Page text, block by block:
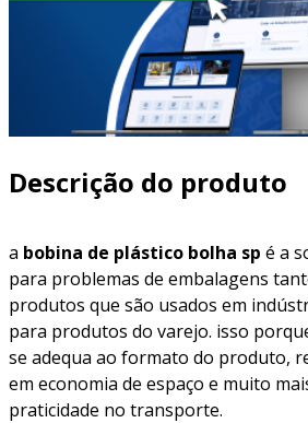
Descrição do produto
a bobina de plástico bolha sp é a
para problemas de embalagens
produtos que são usados em
para produtos do varejo. isso
se adequa ao formato do produto,
em economia de espaço e muito
praticidade no transporte.